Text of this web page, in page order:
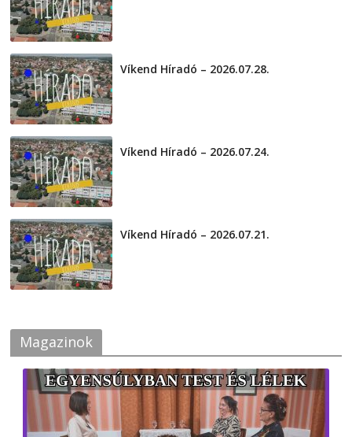
Víkend Híradó – 2026.07.28.
Víkend Híradó – 2026.07.24.
Víkend Híradó – 2026.07.21.
Magazinok